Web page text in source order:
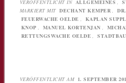
VERÖFFENTLICHT IN ALLGEMEINES
MARKIERT MIT DECHANT KEMPER
FEUERWACHE OELDE
KAPLAN
KNOP
MANUEL KORTENJAN
RETTUNGSWACHE OELDE
VERÖFFENTLICHT AM 1. SEPTEMBER